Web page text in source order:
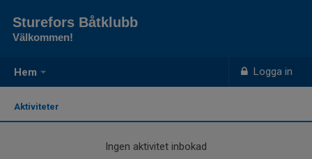
Hem Logga in
Sturefors Båtklubb
Välkommen!
Aktiviteter
Ingen aktivitet inbokad